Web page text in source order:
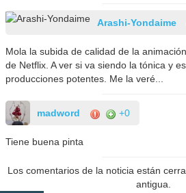
Arashi-Yondaime
Mola la subida de calidad de la
de Netflix. A ver si va siendo la tónica y
producciones potentes. Me la veré...
madword +0
Tiene buena pinta
Los comentarios de la noticia están
antigua.